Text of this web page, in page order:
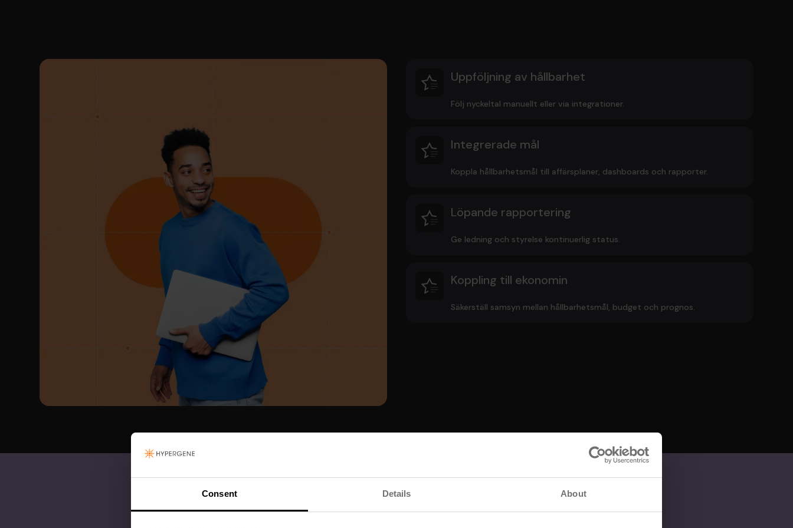
Consent Details About
Uppföljning av hållbarhet
Följ nyckeltal manuellt eller via integrationer.
Integrerade mål
Koppla hållbarhetsmål till affärsplaner, dashboards och rapporter.
Löpande rapportering
Ge ledning och styrelse kontinuerlig status.
Koppling till ekonomin
Säkerställ samsyn mellan hållbarhetsmål, budget och prognos.